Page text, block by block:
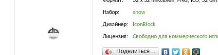
Набор: snow
Дизайнер: IconBlock
Лицензия: Свободно для коммерческого
Поделиться…